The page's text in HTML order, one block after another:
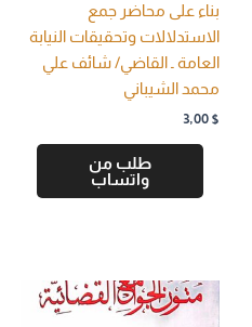
بناء على محاضر جمع
الاستدلالات وتحقيقات النيابة
العامة ـ القاضي/ شائف علي
محمد الشيباني
3,00 $
طلب من
واتساب